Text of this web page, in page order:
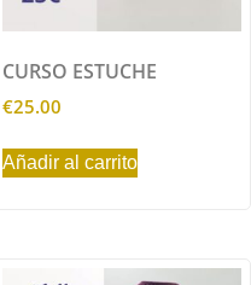
CURSO ESTUCHE
€25.00
Añadir al carrito